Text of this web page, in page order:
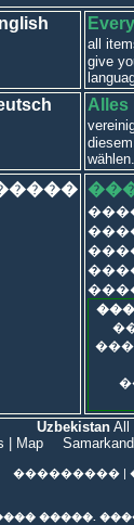
all
give
Alles
wählen.
Uzbekistan All
Map Samarkand
���������|
�����.